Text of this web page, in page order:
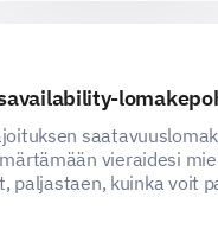
vieraidesi
paljastaen, kuinka voit